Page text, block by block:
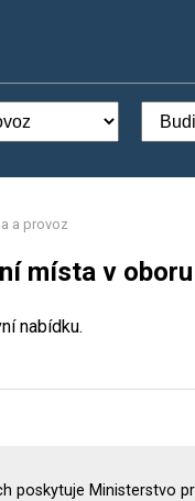
a provoz
místa v
nabídku.
poskytuje Ministerstvo